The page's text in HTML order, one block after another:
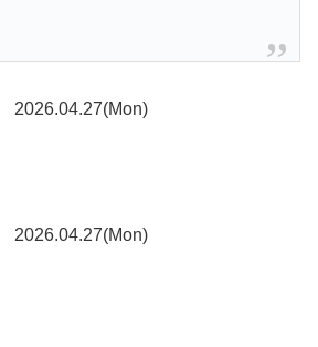
2026.04.27(Mon)
2026.04.27(Mon)